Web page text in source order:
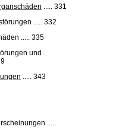
..... 331
..... 332
..... 335
und
..... 343
.....